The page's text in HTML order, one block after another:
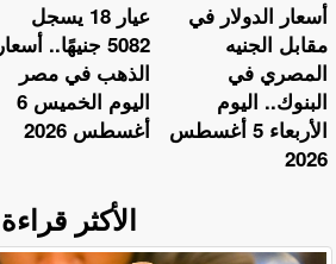
عيار 18 يسجل
5082 جنيهًا.. أسعار
الذهب في مصر
اليوم الخميس 6
أغسطس 2026
أسعار الدولار في
مقابل الجنيه
المصري في
البنوك.. اليوم
الأربعاء 5 أغسطس
2026
الأكثر قراءة